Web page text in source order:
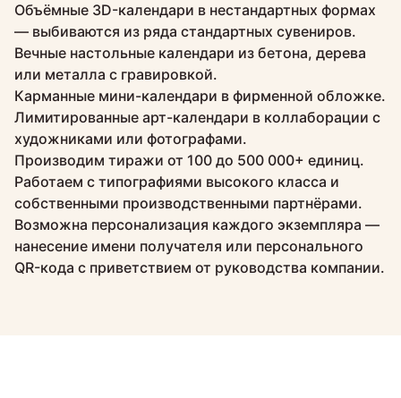
Объёмные 3D-календари в нестандартных формах
— выбиваются из ряда стандартных сувениров.
Вечные настольные календари из бетона, дерева
или металла с гравировкой.
Карманные мини-календари в фирменной обложке.
Лимитированные арт-календари в коллаборации с
художниками или фотографами.
Производим тиражи от 100 до 500 000+ единиц.
Работаем с типографиями высокого класса и
собственными производственными партнёрами.
Возможна персонализация каждого экземпляра —
нанесение имени получателя или персонального
QR-кода с приветствием от руководства компании.